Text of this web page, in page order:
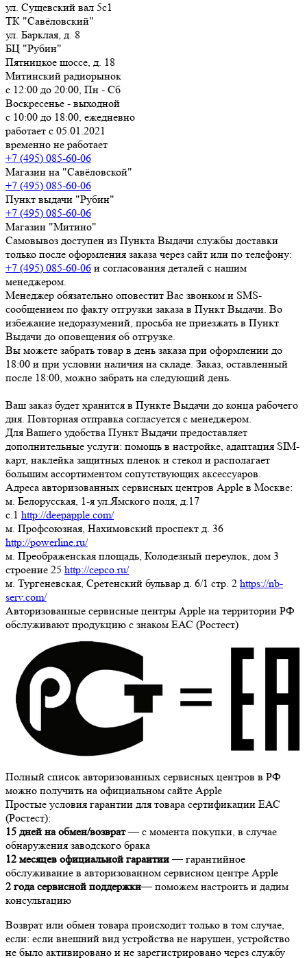
ул. Сущевский вал 5с1
ТК "Савёловский"
ул. Барклая, д. 8
БЦ "Рубин"
Пятницкое шоссе, д. 18
Митинский радиорынок
с 12:00 до 20:00, Пн - Сб
Воскресенье - выходной
с 10:00 до 18:00, ежедневно
работает с 05.01.2021
временно не работает
+7 (495) 085-60-06
Магазин на "Савёловской"
+7 (495) 085-60-06
Пункт выдачи "Рубин"
+7 (495) 085-60-06
Магазин "Митино"
Самовывоз доступен из Пункта Выдачи службы доставки
только после оформления заказа через сайт или по телефону:
+7 (495) 085-60-06 и согласования деталей с нашим
менеджером.
Менеджер обязательно оповестит Вас звонком и SMS-
сообщением по факту отгрузки заказа в Пункт Выдачи. Во
избежание недоразумений, просьба не приезжать в Пункт
Выдачи до оповещения об отгрузке.
Вы можете забрать товар в день заказа при оформлении до
18:00 и при условии наличия на складе. Заказ, оставленный
после 18:00, можно забрать на следующий день.
Ваш заказ будет хранится в Пункте Выдачи до конца рабочего
дня. Повторная отправка согласуется с менеджером.
Для Вашего удобства Пункт Выдачи предоставляет
дополнительные услуги: помощь в настройке, адаптация SIM-
карт, наклейка защитных пленок и стекол и располагает
большим ассортиментом сопутствующих аксессуаров.
Адреса авторизованных сервисных центров Apple в Москве:
м. Белорусская, 1-я ул.Ямского поля, д.17
c.1 http://deepapple.com/
м. Профсоюзная, Нахимовский проспект д. 36
http://powerline.ru/
м. Преображенская площадь, Колодезный переулок, дом 3
строение 25 http://cepco.ru/
м. Тургеневская, Сретенский бульвар д. 6/1 стр. 2 https://nb-
serv.com/
Авторизованные сервисные центры Apple на территории РФ
обслуживают продукцию с знаком ЕАС (Ростест)
Полный список авторизованных сервисных центров в РФ
можно получить на официальном сайте Apple
Простые условия гарантии для товара сертификации ЕАС
(Ростест):
15 дней на обмен/возврат— с момента покупки, в случае
обнаружения заводского брака
12 месяцев официальной гарантии— гарантийное
обслуживание в авторизованном сервисном центре Apple
2 года сервисной поддержки— поможем настроить и дадим
консультацию
Возврат или обмен товара происходит только в том случае,
если: если внешний вид устройства не нарушен, устройство
не было активировано и не зарегистрировано через службу